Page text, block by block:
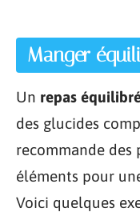
Manger
Un repas
des glucides
recommande des
éléments pour
Voici quelques